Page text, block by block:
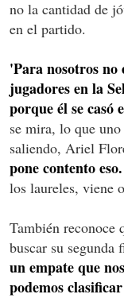
no la cantidad de
en el partido.
'Para nosotros no
jugadores en la
porque él se casó
se mira, lo que
saliendo, Ariel
pone contento eso.
los laureles, viene
También reconoce
buscar su segunda
un empate que
podemos